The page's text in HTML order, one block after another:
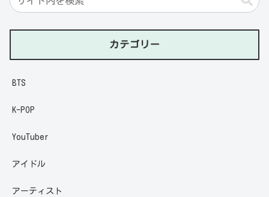
カテゴリー
BTS
K-POP
YouTuber
アイドル
アーティスト